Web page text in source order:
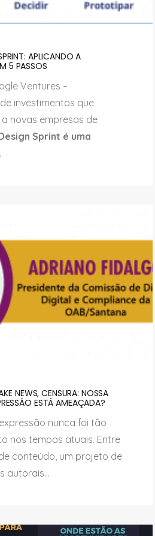
APLICANDO A
5 PASSOS
Ventures –
investimentos que
novas empresas de
Sprint é uma
NEWS, CENSURA: NOSSA
ESTÁ AMEAÇADA?
nunca foi tão
nos tempos atuais. Entre
conteúdo, um projeto de
autorais...